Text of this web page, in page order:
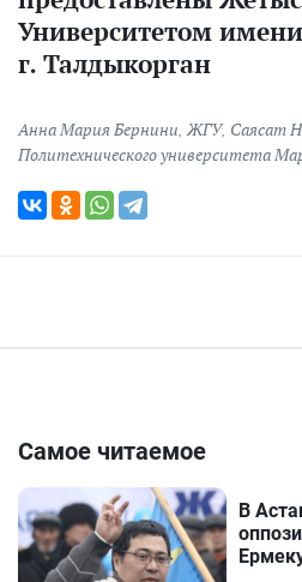
Университетом
г. Талдыкорган
Анна Мария Бернини,ЖГУ, Саясат
Политехнического университета
Самое читаемое
В